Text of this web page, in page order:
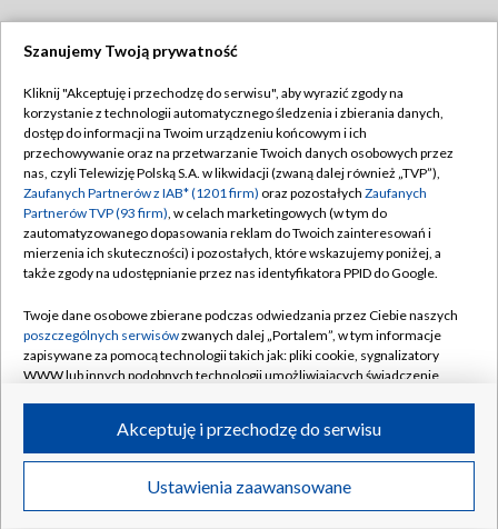
TVP
Abonament TVP
Emisja w TVP
Centrum informacji TVP
Naziemna Telewizja Cyfrowa
Rada Programowa
System NOS
Informacje o nadawcy
Program dla prasy
Ogłoszenie przetargowe
Regulamin TVP
Polityka prywatności
Moje zgody
Pomoc
Kontakt
Kanały
©2026 Telewizja Polska S.A. w likwidacji
Szanujemy Twoją prywatność
Kliknij "Akceptuję i przechodzę do serwisu", aby wyrazić zgody na
korzystanie z technologii automatycznego śledzenia i zbierania danych,
dostęp do informacji na Twoim urządzeniu końcowym i ich
przechowywanie oraz na przetwarzanie Twoich danych osobowych przez
nas, czyli Telewizję Polską S.A. w likwidacji (zwaną dalej również „TVP”),
Zaufanych Partnerów z IAB* (1201 firm) oraz pozostałych Zaufanych
Partnerów TVP (93 firm), w celach marketingowych (w tym do
zautomatyzowanego dopasowania reklam do Twoich zainteresowań i
mierzenia ich skuteczności) i pozostałych, które wskazujemy poniżej, a
także zgody na udostępnianie przez nas identyfikatora PPID do Google.
Twoje dane osobowe zbierane podczas odwiedzania przez Ciebie naszych
poszczególnych serwisówzwanych dalej „Portalem”, w tym informacje
zapisywane za pomocą technologii takich jak: pliki cookie, sygnalizatory
WWW lub innych podobnych technologii umożliwiających świadczenie
ruchu w Internecie.
Twoje dane osobowe zbierane podczas odwiedzania przez Ciebie
poszczególnych serwisówna Portalu, takie jak adresy IP, identyfikatory
Ustawienia zaawansowane
Akceptuję i przechodzę do serwisu